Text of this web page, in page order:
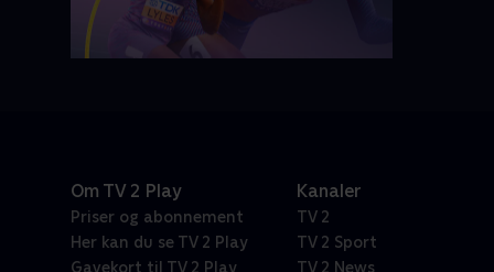
Om TV 2 Play
Priser og abonnement
Her kan du se TV 2 Play
Gavekort til TV 2 Play
Kanaler
TV 2
TV 2 Sport
TV 2 News